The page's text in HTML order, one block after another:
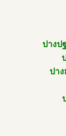
ปางป
ปา